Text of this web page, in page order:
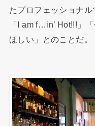
たプロフェッショナ
「I am f…in’ Hot!!!」
ほしい」とのことだ。